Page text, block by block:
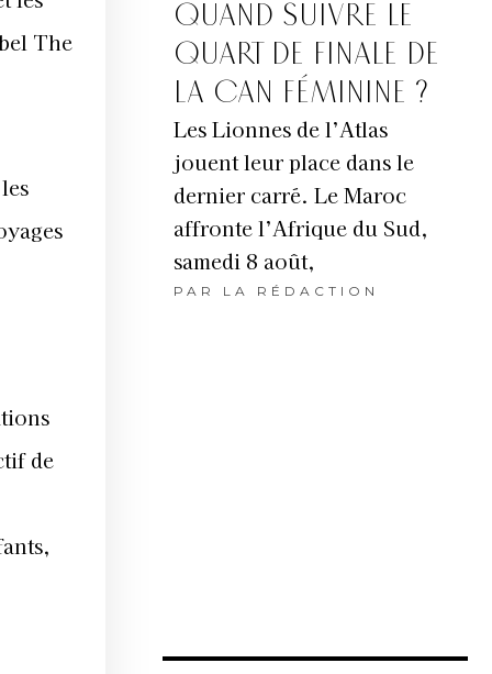
The
de
QUAND SUIVRE LE
QUART DE FINALE DE
LA CAN FÉMININE ?
Les Lionnes de l’Atlas
jouent leur place dans le
dernier carré. Le Maroc
affronte l’Afrique du Sud,
samedi 8 août,
PAR LA RÉDACTION